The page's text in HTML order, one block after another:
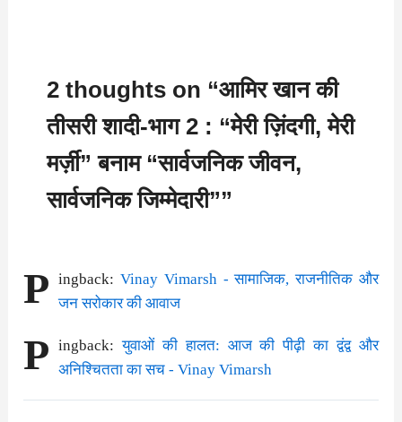
2 thoughts on “आमिर खान की
तीसरी शादी-भाग 2 : “मेरी ज़िंदगी, मेरी
मर्ज़ी” बनाम “सार्वजनिक जीवन,
सार्वजनिक जिम्मेदारी””
P ingback: Vinay Vimarsh - सामाजिक, राजनीतिक और
जन सरोकार की आवाज
P ingback:युवाओं की हालत: आज की पीढ़ी का द्वंद्व और
अनिश्चितता का सच - Vinay Vimarsh